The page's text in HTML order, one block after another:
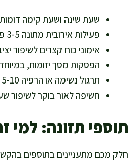
שעת שינה ושעת קימה
פעילות אירובית מתונה 3-5 פעמים בשבוע
אימוני כוח קצרים לשיפור
הפסקות מסך יזומות,
תרגול נשימה או הרפיה 5-10 דקות ביום
חשיפה לאור בוקר לשיפור
תוספי תזונה: למי
חלק מכם מתעניינים בתוספים